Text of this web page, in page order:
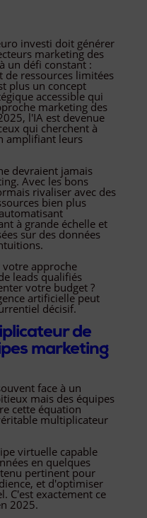
investi doit générer
marketing des
un défi constant :
ressources limitées
plus un concept
accessible qui
marketing des
l'IA est devenue
qui cherchent à
amplifiant leurs
devraient jamais
Avec les bons
rivaliser avec des
bien plus
à grande échelle et
sur des données
approche
leads qualifiés
votre budget ?
artificielle peut
décisif.
de
marketing
face à un
mais des équipes
cette équation
multiplicateur
virtuelle capable
en quelques
pertinent pour
et d'optimiser
C'est exactement ce
2025.